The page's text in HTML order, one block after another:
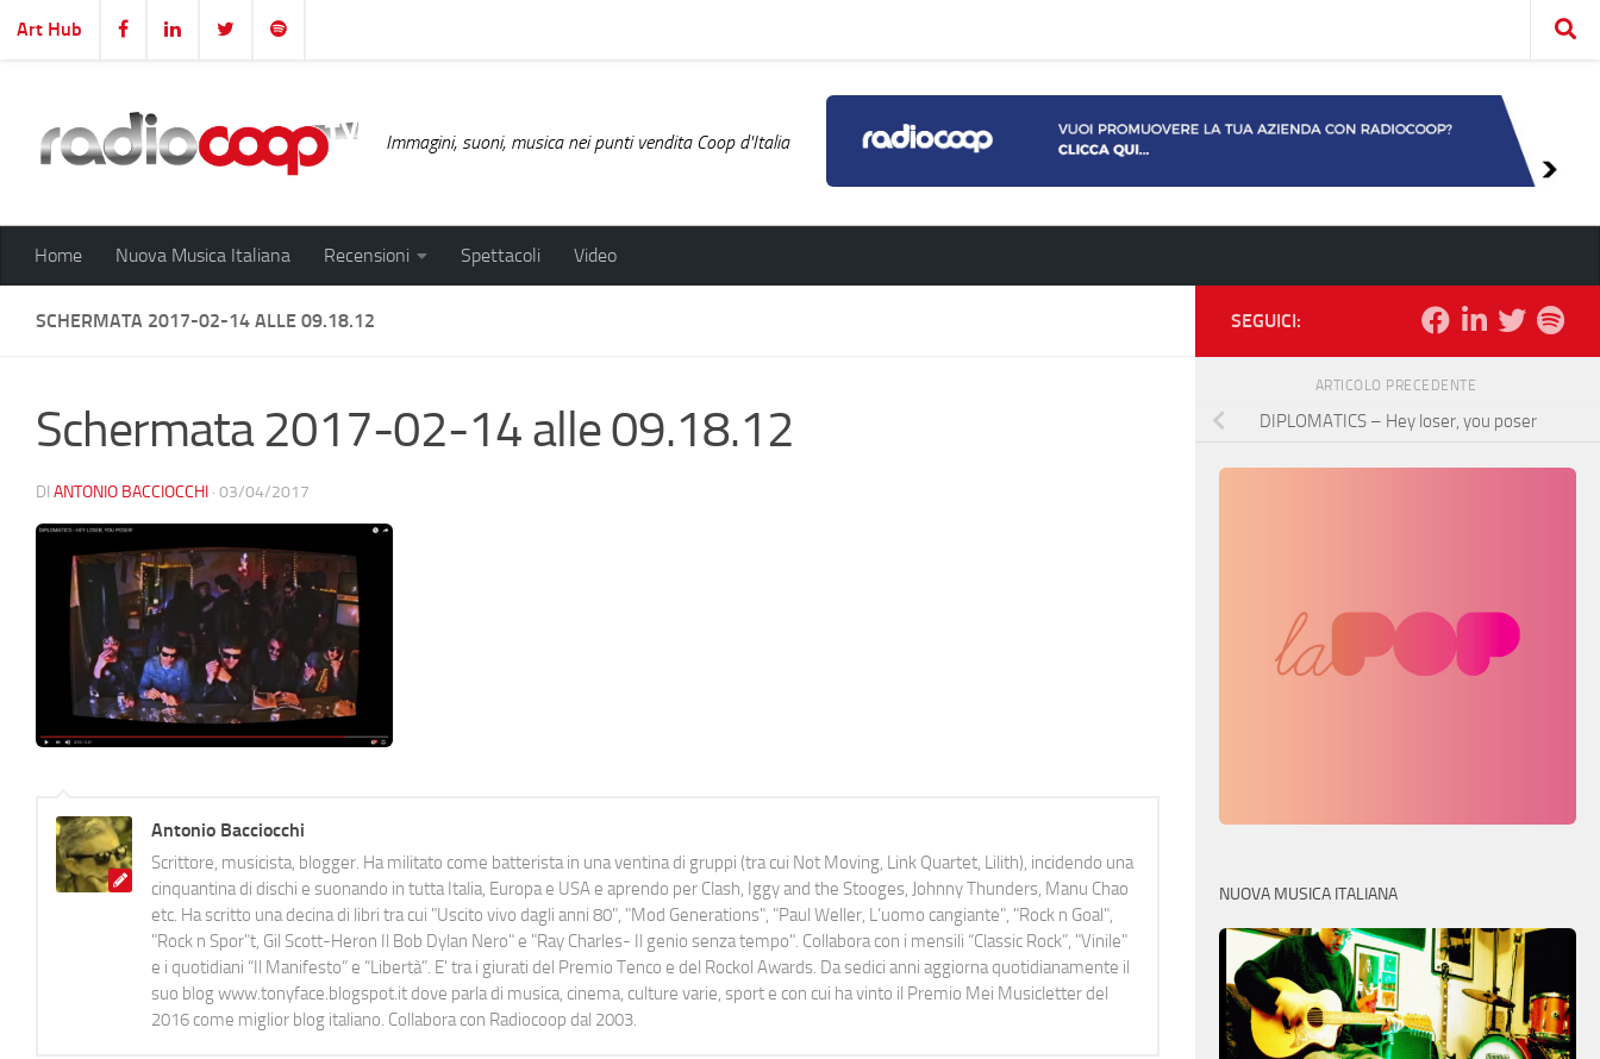
Salta al contenuto
Art Hub
Immagini, suoni, musica nei punti vendita Coop d'Italia
Home Nuova Musica Italiana Recensioni Spettacoli Video
SCHERMATA 2017-02-14 ALLE 09.18.12
Schermata 2017-02-14 alle 09.18.12
DI ANTONIO BACCIOCCHI · 03/04/2017
Antonio Bacciocchi
Scrittore, musicista, blogger. Ha militato come batterista in una ventina di gruppi (tra cui Not Moving, Link Quartet, Lilith), incidendo una
cinquantina di dischi e suonando in tutta Italia, Europa e USA e aprendo per Clash, Iggy and the Stooges, Johnny Thunders, Manu Chao
etc. Ha scritto una decina di libri tra cui "Uscito vivo dagli anni 80", "Mod Generations", "Paul Weller, L’uomo cangiante", "Rock n Goal",
"Rock n Spor"t, Gil Scott-Heron Il Bob Dylan Nero" e "Ray Charles- Il genio senza tempo". Collabora con i mensili “Classic Rock”, "Vinile"
e i quotidiani “Il Manifesto” e “Libertà”. E' tra i giurati del Premio Tenco e del Rockol Awards. Da sedici anni aggiorna quotidianamente il
suo blog www.tonyface.blogspot.it dove parla di musica, cinema, culture varie, sport e con cui ha vinto il Premio Mei Musicletter del
2016 come miglior blog italiano. Collabora con Radiocoop dal 2003.
SEGUICI:
ARTICOLO PRECEDENTE
DIPLOMATICS – Hey loser, you poser
NUOVA MUSICA ITALIANA